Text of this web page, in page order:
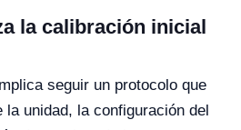
la calibración inicial
seguir un protocolo que
la unidad, la configuración del